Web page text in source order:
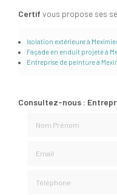
Certif vous propose ses
Isolation extérieure à
Façade en enduit projeté à
Entreprise de peinture à
Consultez-nous :